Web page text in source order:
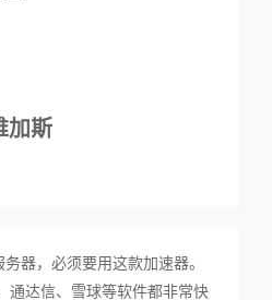
加斯
器，必须要用这款加速器。
通达信、雪球等软件都非常快